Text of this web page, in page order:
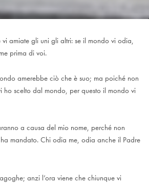
amiate gli uni gli altri: se il mondo vi odia,
prima di voi.
amerebbe ciò che è suo; ma poiché non
ho scelto dal mondo, per questo il mondo vi
a causa del mio nome, perché non
mandato. Chi odia me, odia anche il Padre
anzi l’ora viene che chiunque vi